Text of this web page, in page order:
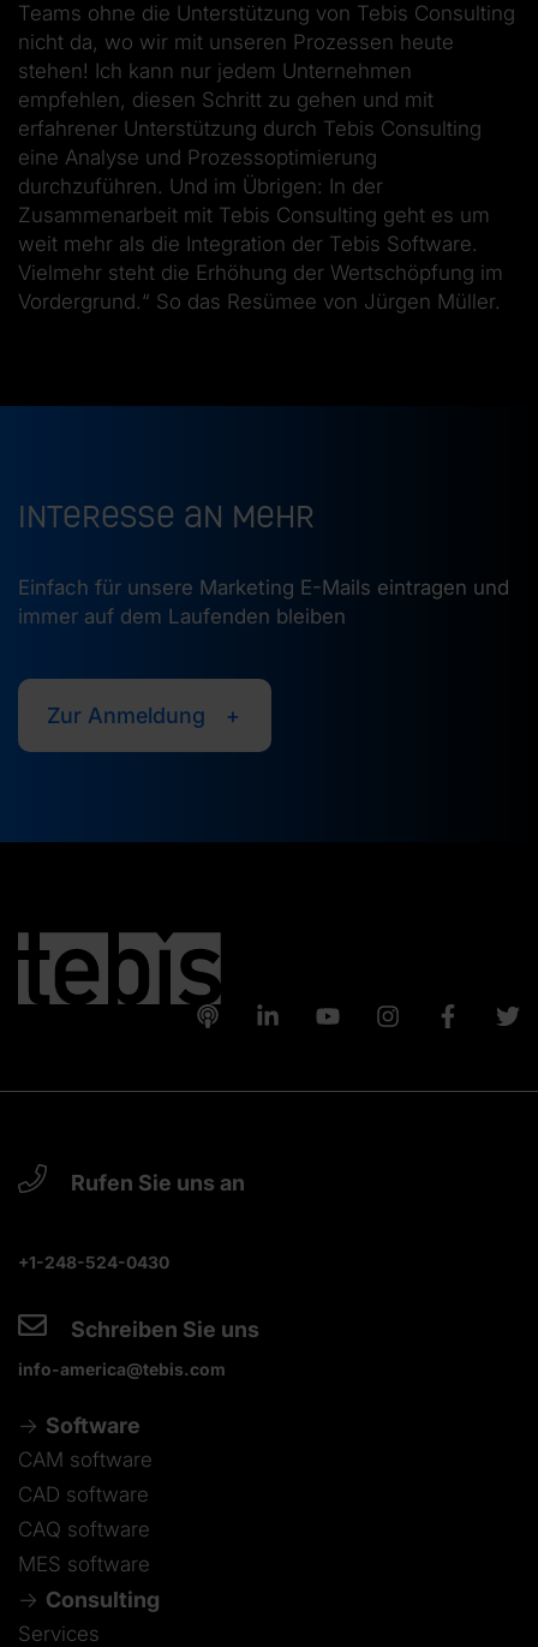
Teams ohne die Unterstützung von Tebis Consulting
nicht da, wo wir mit unseren Prozessen heute
stehen! Ich kann nur jedem Unternehmen
empfehlen, diesen Schritt zu gehen und mit
erfahrener Unterstützung durch Tebis Consulting
eine Analyse und Prozessoptimierung
durchzuführen. Und im Übrigen: In der
Zusammenarbeit mit Tebis Consulting geht es um
weit mehr als die Integration der Tebis Software.
Vielmehr steht die Erhöhung der Wertschöpfung im
Vordergrund.“ So das Resümee von Jürgen Müller.
Interesse an mehr
Einfach für unsere Marketing E-Mails eintragen und
immer auf dem Laufenden bleiben
Zur Anmeldung
Rufen Sie uns an
+1-248-524-0430
Schreiben Sie uns
info-america@tebis.com
Software
CAM software
CAD software
CAQ software
MES software
Consulting
Services